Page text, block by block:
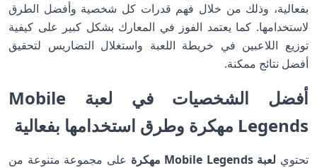
بفعالية، وذلك من خلال فهم قدرات كل شخصية وأفضل الطرق
لاستخدامها. كما يعتمد الفوز في المعارك بشكل كبير على كيفية
توزيع اللاعبين في خريطة اللعبة واستغلال التضاريس لتحقيق
أفضل نتائج ممكنة.
أفضل الشخصيات في لعبة Mobile
Legends مهكرة وطرق استخدامها بفعالية
تحتوي لعبة Mobile Legends مهكرة
على مجموعة متنوعة من